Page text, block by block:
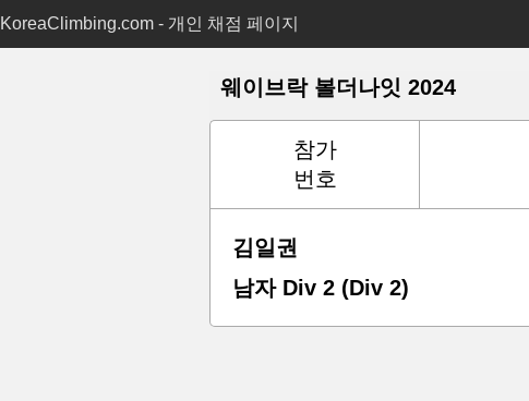
KoreaClimbing.com - 개인 채점 페이지
웨이브락 볼더나잇 2024
참가
번호
김일권
남자 Div 2 (Div 2)